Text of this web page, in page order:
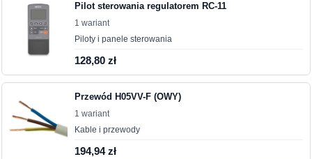
Pilot sterowania regulatorem RC-11
1 wariant
Piloty i panele sterowania
128,80 zł
Przewód H05VV-F (OWY)
1 wariant
Kable i przewody
194,94 zł